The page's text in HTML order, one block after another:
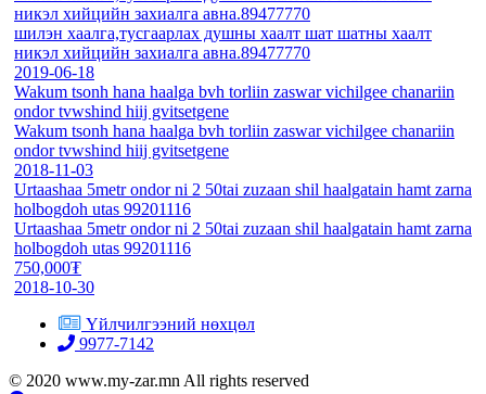
никэл хийцийн захиалга авна.89477770
шилэн хаалга,тусгаарлах душны хаалт шат шатны хаалт
никэл хийцийн захиалга авна.89477770
2019-06-18
Wakum tsonh hana haalga bvh torliin zaswar vichilgee chanariin
ondor tvwshind hiij gvitsetgene
Wakum tsonh hana haalga bvh torliin zaswar vichilgee chanariin
ondor tvwshind hiij gvitsetgene
2018-11-03
Urtaashaa 5metr ondor ni 2 50tai zuzaan shil haalgatain hamt zarna
holbogdoh utas 99201116
Urtaashaa 5metr ondor ni 2 50tai zuzaan shil haalgatain hamt zarna
holbogdoh utas 99201116
750,000₮
2018-10-30
Үйлчилгээний нөхцөл
9977-7142
© 2020 www.my-zar.mn All rights reserved